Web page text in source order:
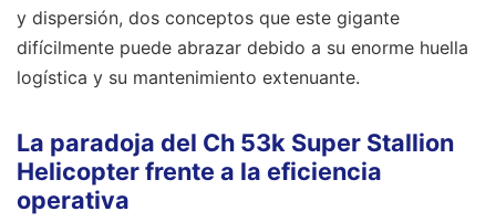
y dispersión, dos conceptos que este gigante
difícilmente puede abrazar debido a su enorme huella
logística y su mantenimiento extenuante.
La paradoja del Ch 53k Super Stallion
Helicopter frente a la eficiencia
operativa